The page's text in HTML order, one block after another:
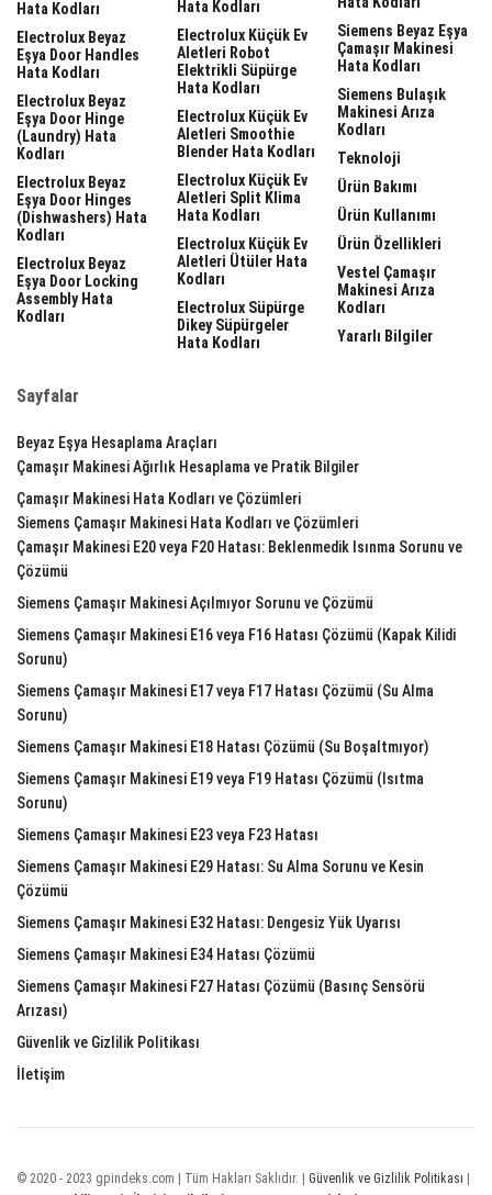
Hata Kodları
Electrolux Beyaz
Eşya Door Handles
Hata Kodları
Electrolux Beyaz
Eşya Door Hinge
(laundry) Hata
Kodları
Electrolux Beyaz
Eşya Door Hinges
(dishwashers) Hata
Kodları
Electrolux Beyaz
Eşya Door Locking
Assembly Hata
Kodları
Hata Kodları
Electrolux Küçük Ev
Aletleri Robot
Elektrikli Süpürge
Hata Kodları
Electrolux Küçük Ev
Aletleri Smoothie
Blender Hata Kodları
Electrolux Küçük Ev
Aletleri Split Klima
Hata Kodları
Electrolux Küçük Ev
Aletleri Ütüler Hata
Kodları
Electrolux Süpürge
Dikey Süpürgeler
Hata Kodları
Siemens Beyaz Eşya
Çamaşır Makinesi
Hata Kodları
Siemens Bulaşık
Makinesi Arıza
Kodları
Teknoloji
Ürün Bakımı
Ürün Kullanımı
Ürün Özellikleri
Vestel Çamaşır
Makinesi Arıza
Kodları
Yararlı Bilgiler
Sayfalar
Beyaz Eşya Hesaplama Araçları
Çamaşır Makinesi Ağırlık Hesaplama ve Pratik Bilgiler
Çamaşır Makinesi Hata Kodları ve Çözümleri
Siemens Çamaşır Makinesi Hata Kodları ve Çözümleri
Çamaşır Makinesi E20 veya F20 Hatası: Beklenmedik Isınma Sorunu ve
Çözümü
Siemens Çamaşır Makinesi Açılmıyor Sorunu ve Çözümü
Siemens Çamaşır Makinesi E16 veya F16 Hatası Çözümü (Kapak Kilidi
Sorunu)
Siemens Çamaşır Makinesi E17 veya F17 Hatası Çözümü (Su Alma
Sorunu)
Siemens Çamaşır Makinesi E18 Hatası Çözümü (Su Boşaltmıyor)
Siemens Çamaşır Makinesi E19 veya F19 Hatası Çözümü (Isıtma
Sorunu)
Siemens Çamaşır Makinesi E23 veya F23 Hatası
Siemens Çamaşır Makinesi E29 Hatası: Su Alma Sorunu ve Kesin
Çözümü
Siemens Çamaşır Makinesi E32 Hatası: Dengesiz Yük Uyarısı
Siemens Çamaşır Makinesi E34 Hatası Çözümü
Siemens Çamaşır Makinesi F27 Hatası Çözümü (Basınç Sensörü
Arızası)
Güvenlik ve Gizlilik Politikası
İletişim
© 2020 - 2023 gpindeks.com | Tüm Hakları Saklıdır. | Güvenlik ve Gizlilik Politikası |